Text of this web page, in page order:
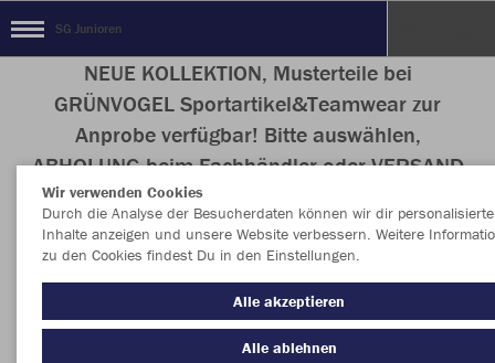
SG Junioren
NEUE KOLLEKTION, Musterteile bei
GRÜNVOGEL Sportartikel&Teamwear zur
Anprobe verfügbar! Bitte auswählen,
ABHOLUNG beim Fachhändler oder VERSAND
der Bestellung!
Farbe
Wir verwenden Cookies
Durch die Analyse der Besucherdaten können wir dir personalisierte
Inhalte anzeigen und unsere Website verbessern. Weitere
zu den Cookies findest Du in den Einstellungen.
Alle akzeptieren
Alle ablehnen